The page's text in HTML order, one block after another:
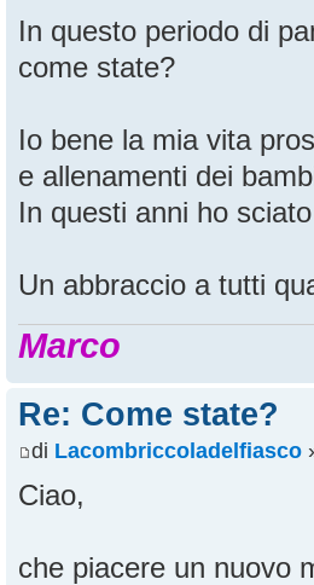
In questo periodo di
come state?
Io bene la mia vita
e allenamenti dei
In questi anni ho
Un abbraccio a tutti
Marco
Re: Come state?
di Lacombriccoladelfiasco
Ciao,
che piacere un nuovo